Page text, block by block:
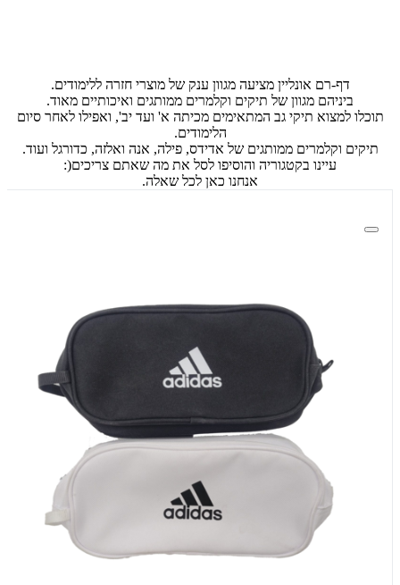
דף-רם אונליין מציעה מגוון ענק של מוצרי חזרה ללימודים.
ביניהם מגוון של תיקים וקלמרים ממותגים ואיכותיים מאוד.
תוכלו למצוא תיקי גב המתאימים מכיתה א' ועד יב', ואפילו לאחר סיום
הלימודים.
תיקים וקלמרים ממותגים של אדידס, פילה, אנה ואלזה, כדורגל ועוד.
עיינו בקטגוריה והוסיפו לסל את מה שאתם צריכים(:
אנחנו כאן לכל שאלה.